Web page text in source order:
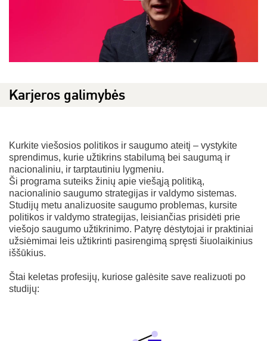
Karjeros galimybės
Kurkite viešosios politikos ir saugumo ateitį – vystykite
sprendimus, kurie užtikrins stabilumą bei saugumą ir
nacionaliniu, ir tarptautiniu lygmeniu.
Ši programa suteiks žinių apie viešąją politiką,
nacionalinio saugumo strategijas ir valdymo sistemas.
Studijų metu analizuosite saugumo problemas, kursite
politikos ir valdymo strategijas, leisiančias prisidėti prie
viešojo saugumo užtikrinimo. Patyrę dėstytojai ir praktiniai
užsiėmimai leis užtikrinti pasirengimą spręsti šiuolaikinius
iššūkius.
Štai keletas profesijų, kuriose galėsite save realizuoti po
studijų: